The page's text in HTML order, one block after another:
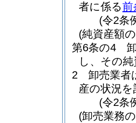
者に係る前
(令2条
(純資産額
第6条の4
し、その
2
卸売業者
産の状況
(令2条
(卸売業務